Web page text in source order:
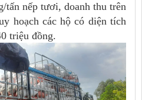
tấn nếp tươi, doanh thu trên
hoạch các hộ có diện tích
triệu đồng.